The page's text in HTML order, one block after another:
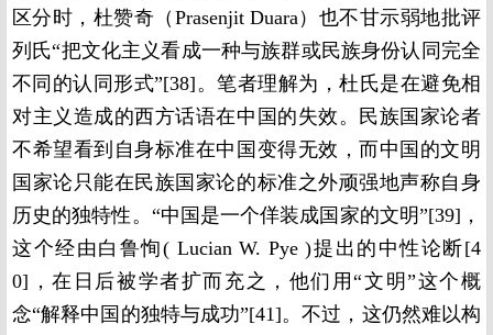
区分时，杜赞奇（Prasenjit Duara）也不甘示弱地批评
列氏“把文化主义看成一种与族群或民族身份认同完全
不同的认同形式”[38]。笔者理解为，杜氏是在避免相
对主义造成的西方话语在中国的失效。民族国家论者
不希望看到自身标准在中国变得无效，而中国的文明
国家论只能在民族国家论的标准之外顽强地声称自身
历史的独特性。“中国是一个佯装成国家的文明”[39]，
这个经由白鲁恂( Lucian W. Pye )提出的中性论断[4
0]，在日后被学者扩而充之，他们用“文明”这个概
念“解释中国的独特与成功”[41]。不过，这仍然难以构